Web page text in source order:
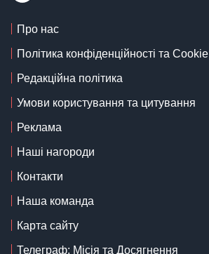
Про нас
Політика конфіденційності та Cookie
Редакційна політика
Умови користування та цитування
Реклама
Наші нагороди
Контакти
Наша команда
Карта сайту
Телеграф: Місія та Досягнення